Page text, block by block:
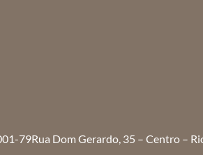
79Rua Dom Gerardo, 35 – Centro –